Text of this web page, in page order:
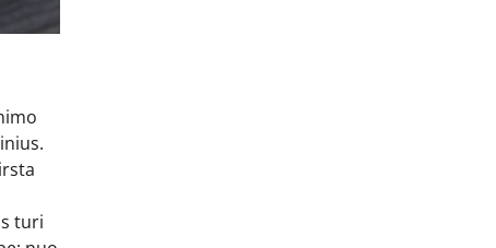
turi